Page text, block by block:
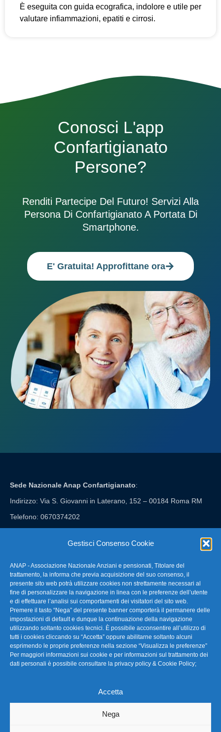
Gestisci Consenso Cookie
ANAP - Associazione Nazionale Anziani e pensionati, Titolare del
trattamento, la informa che previa acquisizione del suo consenso, il
presente sito web potrà utilizzare cookies non strettamente necessari al
fine di personalizzare la navigazione in linea con le preferenze dell’utente
e di effettuare l’analisi sui comportamenti dei visitatori del sito web.
Premere il tasto “Nega” del presente banner comporterà il permanere delle
impostazioni di default e dunque la continuazione della navigazione
utilizzando soltanto cookies tecnici. È possibile acconsentire all’utilizzo di
tutti i cookies cliccando su “Accetta” oppure abilitarne soltanto alcuni
esprimendo le proprie preferenze nella sezione “Visualizza le preferenze”
Per maggiori informazioni sui cookie e per informazioni sul trattamento dei
dati personali è possibile consultare la privacy policy & Cookie Policy;
Accetta
Nega
È eseguita con guida ecografica, indolore e utile per
valutare infiammazioni, epatiti e cirrosi.
Conosci L'app
Confartigianato
Persone?
Renditi Partecipe Del Futuro! Servizi Alla
Persona Di Confartigianato A Portata Di
Smartphone.
E' Gratuita! Approfittane ora
Sede Nazionale Anap Confartigianato:
Indirizzo: Via S. Giovanni in Laterano, 152 – 00184 Roma RM
Telefono: 0670374202
FAQ – Domande Frequenti
La nostra Newsletter
Link Utili
TG Confartigianato
Privacy & Cookie Policy
Seguici